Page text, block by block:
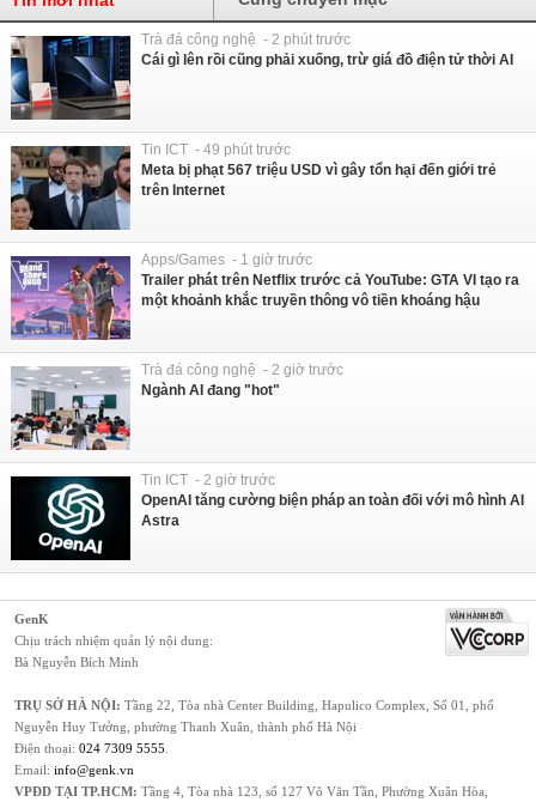
Trà đá công nghệ - 2 phút trước
Cái gì lên rồi cũng phải xuống, trừ giá đồ điện tử thời AI
Tin ICT - 49 phút trước
Meta bị phạt 567 triệu USD vì gây tổn hại đến giới trẻ
trên Internet
Apps/Games - 1 giờ trước
Trailer phát trên Netflix trước cả YouTube: GTA VI tạo ra
một khoảnh khắc truyền thông vô tiền khoáng hậu
Trà đá công nghệ - 2 giờ trước
Ngành AI đang "hot"
Tin ICT - 2 giờ trước
OpenAI tăng cường biện pháp an toàn đối với mô hình AI
Astra
GenK
Chịu trách nhiệm quản lý nội dung:
Bà Nguyễn Bích Minh
TRỤ SỞ HÀ NỘI: Tầng 22, Tòa nhà Center Building, Hapulico Complex, Số 01, phố
Nguyễn Huy Tưởng, phường Thanh Xuân, thành phố Hà Nội
Điện thoại: 024 7309 5555
Email: info@genk.vn
VPĐD TẠI TP.HCM: Tầng 4, Tòa nhà 123, số 127 Võ Văn Tần, Phường Xuân Hòa,